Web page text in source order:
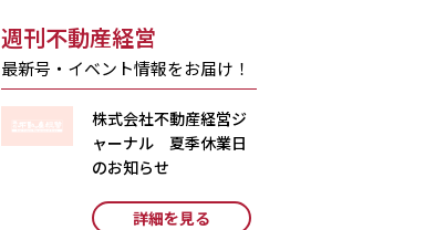
週刊不動産経営
最新号・イベント情報をお届け！
株式会社不動産経営ジ
ャーナル 夏季休業日
のお知らせ
詳細を見る